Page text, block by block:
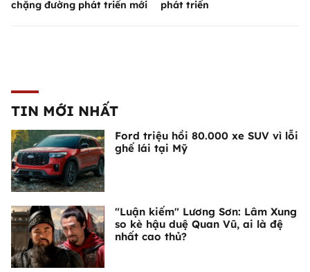
chặng đường phát triển mới phát triển
TIN MỚI NHẤT
Ford triệu hồi 80.000 xe SUV vì lỗi
ghế lái tại Mỹ
"Luận kiếm" Lương Sơn: Lâm Xung
so kè hậu duệ Quan Vũ, ai là đệ
nhất cao thủ?